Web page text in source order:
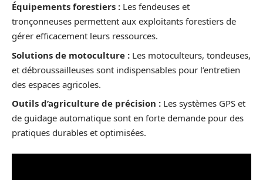
Équipements forestiers : Les fendeuses et
tronçonneuses permettent aux exploitants forestiers de
gérer efficacement leurs ressources.
Solutions de motoculture : Les motoculteurs, tondeuses,
et débroussailleuses sont indispensables pour l’entretien
des espaces agricoles.
Outils d’agriculture de précision : Les systèmes GPS et
de guidage automatique sont en forte demande pour des
pratiques durables et optimisées.